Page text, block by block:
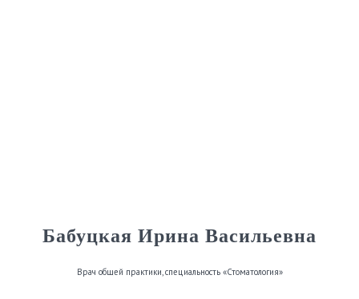
Бабуцкая Ирина Васильевна
Врач общей практики, специальность «Стоматология»